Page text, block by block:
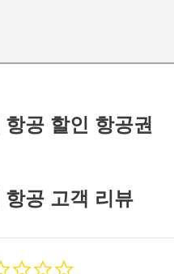
항공 할인 항공권
항공 고객 리뷰